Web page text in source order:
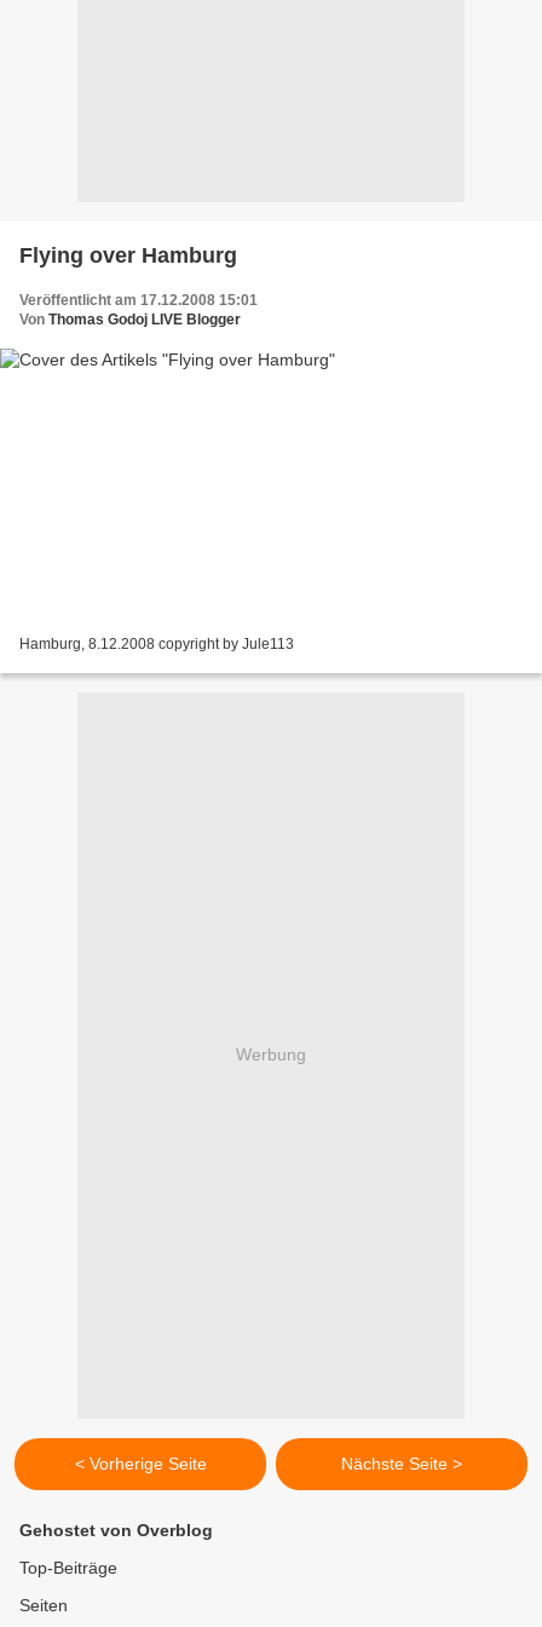
Flying over Hamburg
Veröffentlicht am 17.12.2008 15:01
Von Thomas Godoj LIVE Blogger
Hamburg, 8.12.2008 copyright by Jule113
Werbung
< Vorherige Seite Nächste Seite >
Gehostet von Overblog
Top-Beiträge
Seiten